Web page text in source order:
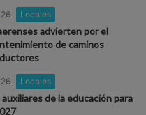
Locales
advierten por el
de caminos
Locales
de la educación para